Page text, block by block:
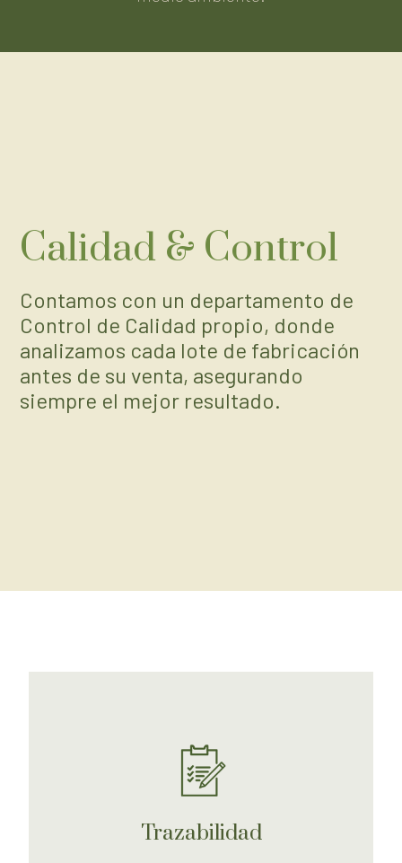
Calidad & Control
Contamos con un departamento de
Control de Calidad propio, donde
analizamos cada lote de fabricación
antes de su venta, asegurando
siempre el mejor resultado.
Trazabilidad